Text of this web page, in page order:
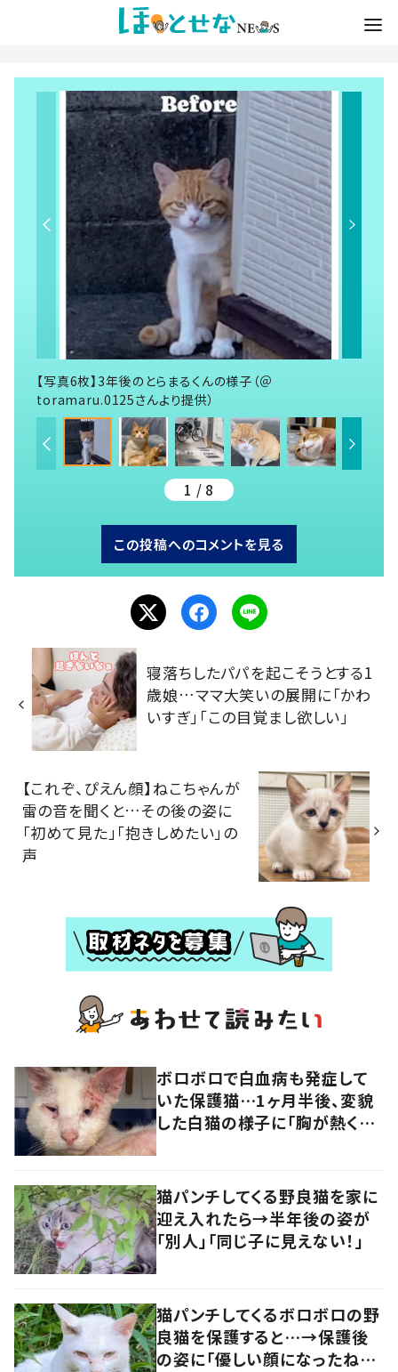
【写真6枚】3年後のとらまるくんの様子（＠
toramaru.0125さんより提供）
1 / 8
この投稿へのコメントを見る
寝落ちしたパパを起こそうとする1
歳娘…ママ大笑いの展開に「かわ
いすぎ」「この目覚まし欲しい」
【これぞ、ぴえん顔】ねこちゃんが
雷の音を聞くと…その後の姿に
「初めて見た」「抱きしめたい」の
声
ボロボロで白血病も発症して
いた保護猫…1ヶ月半後、変貌
した白猫の様子に「胸が熱くな
猫パンチしてくる野良猫を家に
迎え入れたら→半年後の姿が
「別人」「同じ子に見えない！」
猫パンチしてくるボロボロの野
良猫を保護すると…→保護後
の姿に「優しい顔になったね！」